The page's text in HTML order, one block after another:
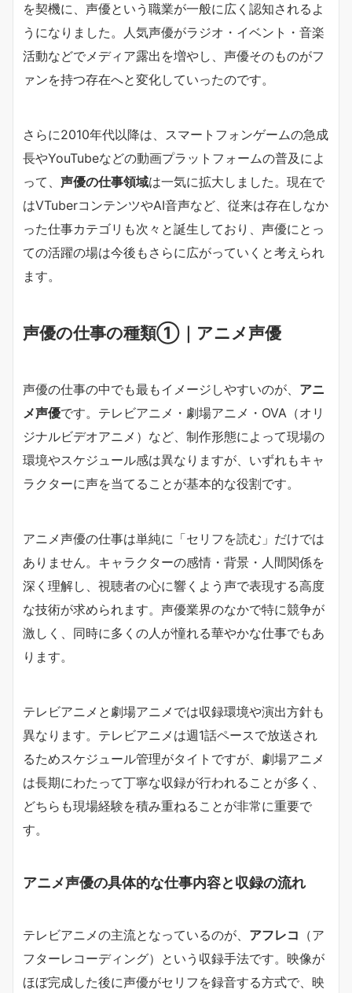
を契機に、声優という職業が一般に広く認知されるよ
うになりました。人気声優がラジオ・イベント・音楽
活動などでメディア露出を増やし、声優そのものがフ
ァンを持つ存在へと変化していったのです。
さらに2010年代以降は、スマートフォンゲームの急成
長やYouTubeなどの動画プラットフォームの普及によ
って、 声優の仕事領域は一気に拡大しました。現在で
はVTuberコンテンツやAI音声など、従来は存在しなか
った仕事カテゴリも次々と誕生しており、声優にとっ
ての活躍の場は今後もさらに広がっていくと考えられ
ます。
声優の仕事の種類①｜アニメ声優
声優の仕事の中でも最もイメージしやすいのが、 アニ
メ声優です。テレビアニメ・劇場アニメ・OVA（オリ
ジナルビデオアニメ）など、制作形態によって現場の
環境やスケジュール感は異なりますが、いずれもキャ
ラクターに声を当てることが基本的な役割です。
アニメ声優の仕事は単純に「セリフを読む」だけでは
ありません。キャラクターの感情・背景・人間関係を
深く理解し、視聴者の心に響くよう声で表現する高度
な技術が求められます。声優業界のなかで特に競争が
激しく、同時に多くの人が憧れる華やかな仕事でもあ
ります。
テレビアニメと劇場アニメでは収録環境や演出方針も
異なります。テレビアニメは週1話ペースで放送され
るためスケジュール管理がタイトですが、劇場アニメ
は長期にわたって丁寧な収録が行われることが多く、
どちらも現場経験を積み重ねることが非常に重要で
す。
アニメ声優の具体的な仕事内容と収録の流れ
テレビアニメの主流となっているのが、 アフレコ （ア
フターレコーディング）という収録手法です。映像が
ほぼ完成した後に声優がセリフを録音する方式で、映